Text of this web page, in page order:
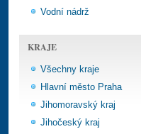
Vodní nádrž
KRAJE
Všechny kraje
Hlavní město Praha
Jihomoravský kraj
Jihočeský kraj